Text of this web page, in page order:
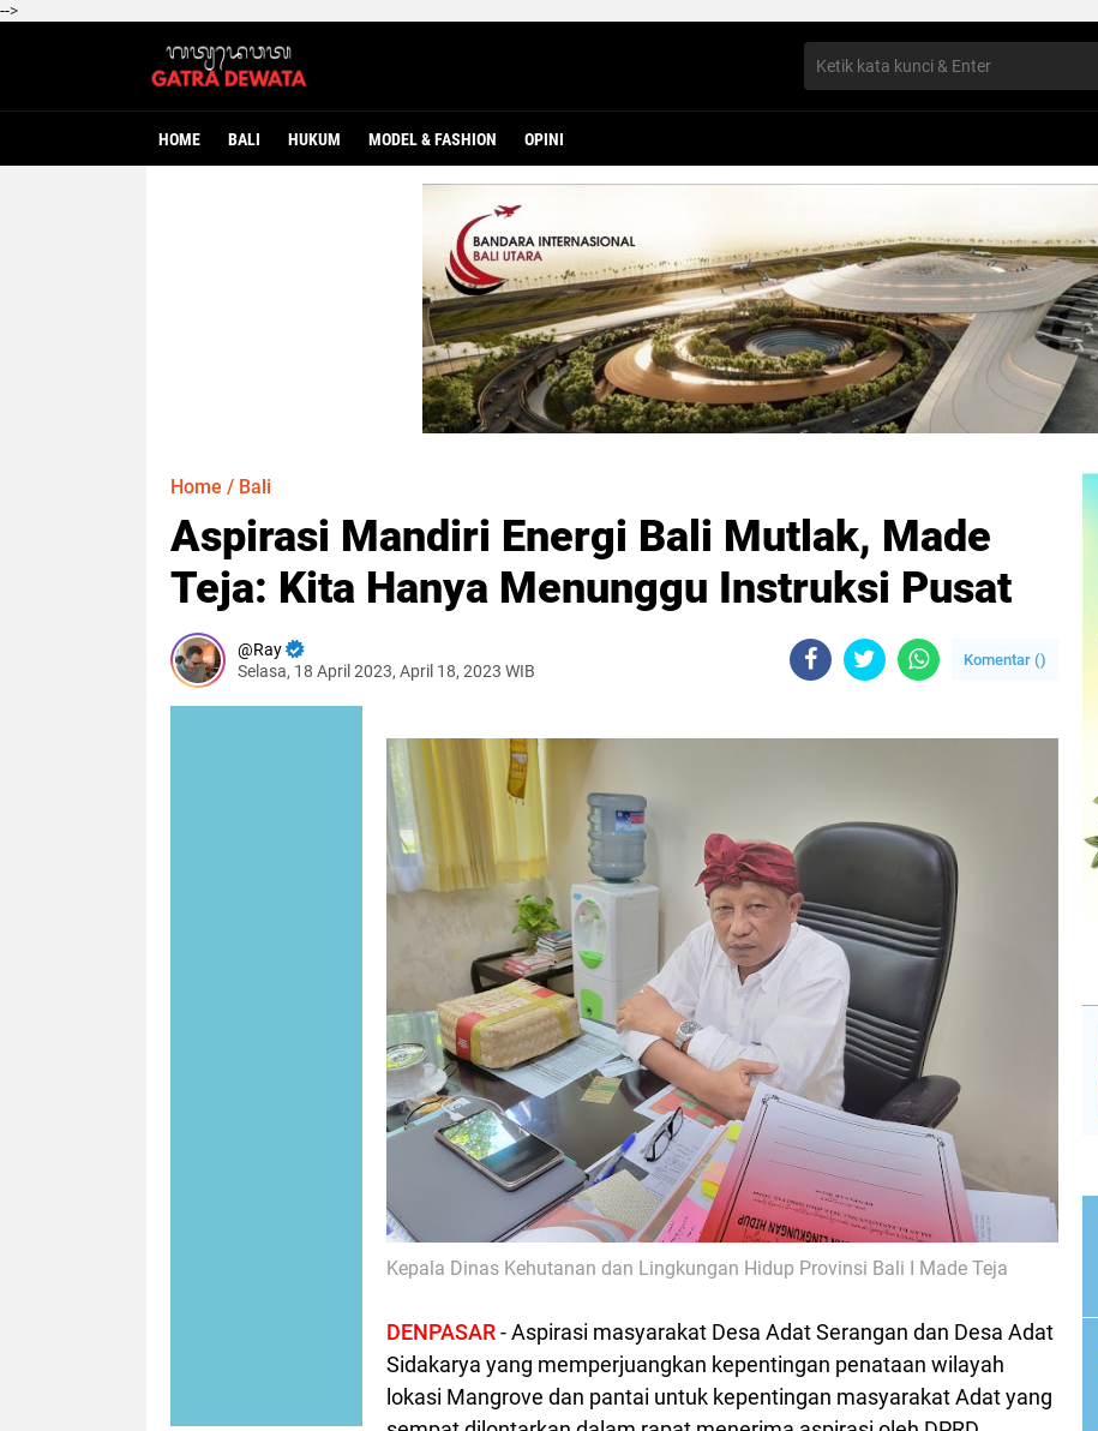
-->
HOME BALI HUKUM MODEL & FASHION OPINI
Home / Bali
Aspirasi Mandiri Energi Bali Mutlak, Made
Teja: Kita Hanya Menunggu Instruksi Pusat
Ray
Selasa, 18 April 2023, April 18, 2023 WIB
Komentar ()
Kepala Dinas Kehutanan dan Lingkungan Hidup Provinsi Bali I Made Teja
DENPASAR- Aspirasi masyarakat Desa Adat Serangan dan Desa Adat
Sidakarya yang memperjuangkan kepentingan penataan wilayah
lokasi Mangrove dan pantai untuk kepentingan masyarakat Adat yang